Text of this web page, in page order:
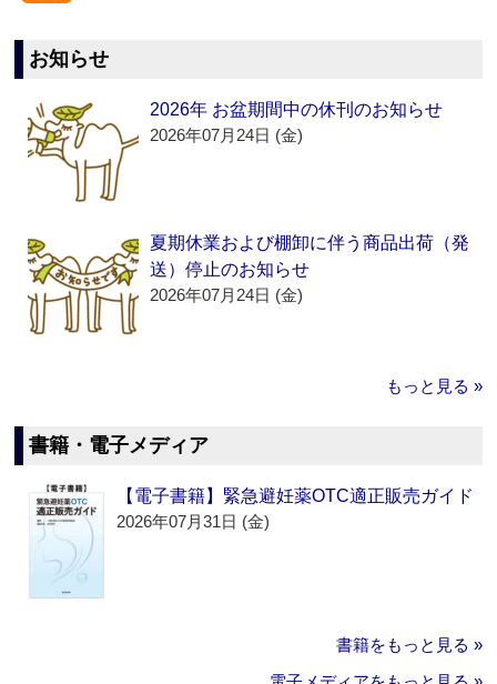
お知らせ
2026年 お盆期間中の休刊のお知らせ
2026年07月24日 (金)
夏期休業および棚卸に伴う商品出荷（発
送）停止のお知らせ
2026年07月24日 (金)
もっと見る »
書籍・電子メディア
【電子書籍】緊急避妊薬OTC適正販売ガイド
2026年07月31日 (金)
書籍をもっと見る »